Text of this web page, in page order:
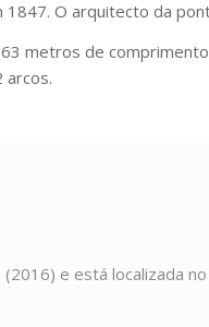
1847. O arquitecto da
metros de
arcos.
e está localizada